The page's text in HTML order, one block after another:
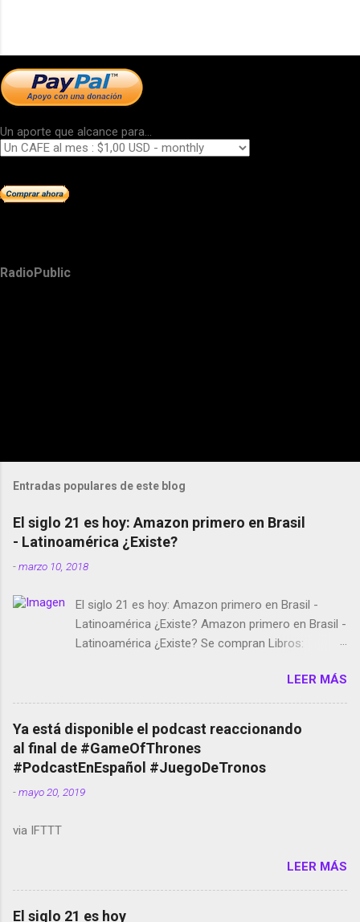
Un aporte que alcance para...
RadioPublic
Entradas populares de este blog
El siglo 21 es hoy: Amazon primero en Brasil
- Latinoamérica ¿Existe?
-marzo 10, 2018
El siglo 21 es hoy: Amazon primero en Brasil -
Latinoamérica ¿Existe? Amazon primero en Brasil -
Latinoamérica ¿Existe? Se compran Libros:
temporada de Black Mirror Twitter deja de verificar
cuentas Responden los fotógrafos Brian May y el
copyright en Instagram Música y vídeo selfies en la
red social Riddley Scott saca a Kevin Spacey de su
película Francisco regaña a los que usan el
smartphone en sus misas La serie de la Tierra
Media GoBee - StartUp de bicicletas de alquiler
Live Photos en Google Photos Llegando Partimos
Dictados en Android El tamaño y su importancia...
LEER MÁS
Ya está disponible el podcast reaccionando
al final de #GameOfThrones
#PodcastEnEspañol #JuegoDeTronos
-mayo 20, 2019
via IFTTT
LEER MÁS
El siglo 21 es hoy